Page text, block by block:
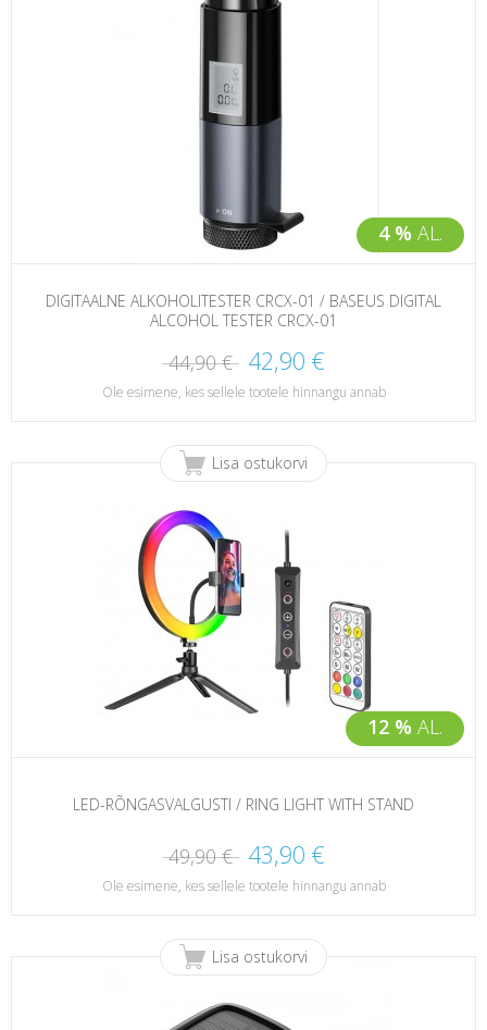
4 % AL.
DIGITAALNE ALKOHOLITESTER CRCX-01 / BASEUS DIGITAL
ALCOHOL TESTER CRCX-01
44,90 € 42,90 €
Ole esimene, kes sellele tootele hinnangu annab
12 % AL.
Lisa ostukorvi
LED-RÕNGASVALGUSTI / RING LIGHT WITH STAND
49,90 € 43,90 €
Ole esimene, kes sellele tootele hinnangu annab
Lisa ostukorvi